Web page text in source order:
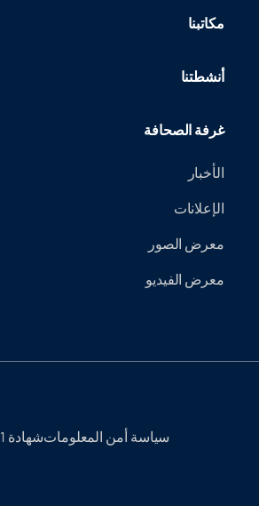
مكاتبنا
أنشطتنا
غرفة الصحافة
الأخبار
الإعلانات
معرض الصور
معرض الفيديو
سياسة أمن المعلوماتشهادة ISO 27001